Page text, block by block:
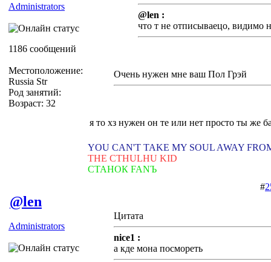
Administrators
1186 сообщений
Местоположение:
Russia Str
Род занятий:
Возраст: 32
@len :
что т не отписываецо, видимо
Очень нужен мне ваш Пол Грэй
я то хз нужен он те или нет просто ты же
YOU CAN'T TAKE MY SOUL AWAY
THE CTHULHU KID
СТАНОК FANЪ
@len
Administrators
#
Цитата
nice1 :
а кде мона посмореть